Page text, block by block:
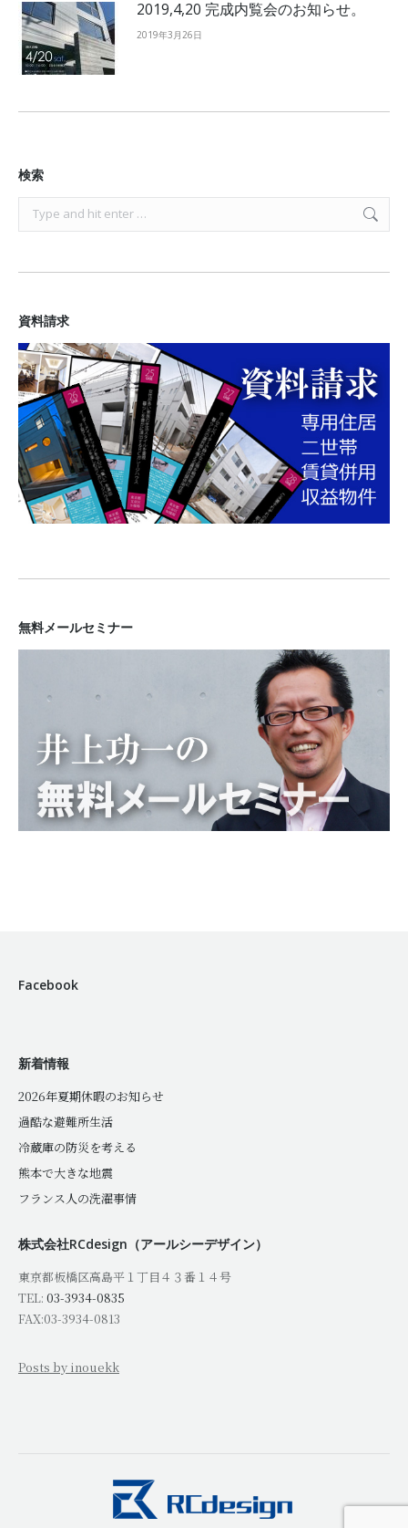
2019,4,20 完成内覧会のお知らせ。
2019年3月26日
検索
Search:
資料請求
無料メールセミナー
Facebook
新着情報
2026年夏期休暇のお知らせ
過酷な避難所生活
冷蔵庫の防災を考える
熊本で大きな地震
フランス人の洗濯事情
株式会社RCdesign（アールシーデザイン）
東京都板橋区高島平１丁目４３番１４号
TEL: 03-3934-0835
FAX:03-3934-0813
Posts by inouekk